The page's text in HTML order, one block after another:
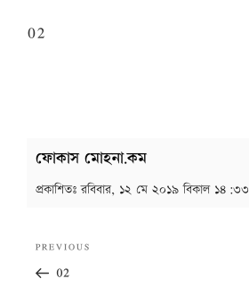
02
ফোকাস মোহনা.কম
প্রকাশিতঃরবিবার, ১২ মে ২০১৯ বিকাল ১৪:৩৩
navigation
Previous
Post
PREVIOUS
02